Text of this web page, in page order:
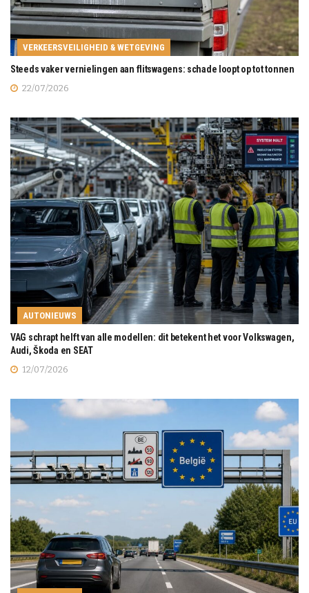
VERKEERSVEILIGHEID & WETGEVING
Steeds vaker vernielingen aan flitswagens: schade loopt op tot tonnen
22/07/2026
AUTONIEUWS
VAG schrapt helft van alle modellen: dit betekent het voor Volkswagen,
Audi, Škoda en SEAT
12/07/2026